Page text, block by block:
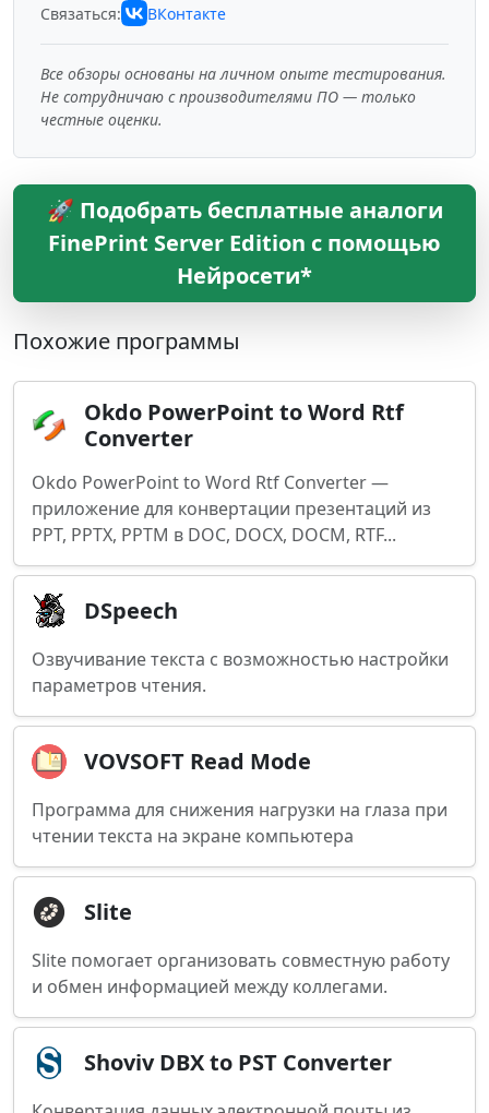
Связаться: ВКонтакте
Все обзоры основаны на личном опыте тестирования.
Не сотрудничаю с производителями ПО — только
честные оценки.
🚀 Подобрать бесплатные аналоги
FinePrint Server Edition с помощью
Нейросети*
Похожие программы
Okdo PowerPoint to Word Rtf
Converter
Okdo PowerPoint to Word Rtf Converter —
приложение для конвертации презентаций из
PPT, PPTX, PPTM в DOC, DOCX, DOCM, RTF...
DSpeech
Озвучивание текста с возможностью настройки
параметров чтения.
VOVSOFT Read Mode
Программа для снижения нагрузки на глаза при
чтении текста на экране компьютера
Slite
Slite помогает организовать совместную работу
и обмен информацией между коллегами.
Shoviv DBX to PST Converter